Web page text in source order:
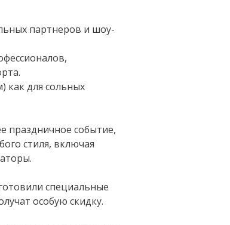
партнеров и шоу-
как для сольных
праздничное событие,
стиля, включая
специальные
особую скидку.